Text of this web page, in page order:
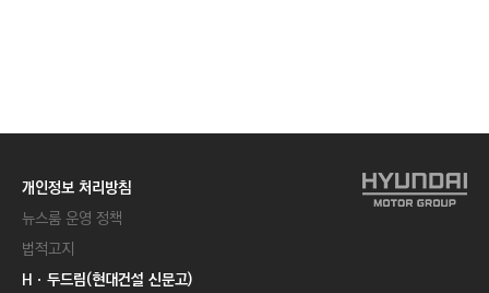
개인정보 처리방침
뉴스룸 운영 정책
법적고지
Hㆍ두드림(현대건설 신문고)